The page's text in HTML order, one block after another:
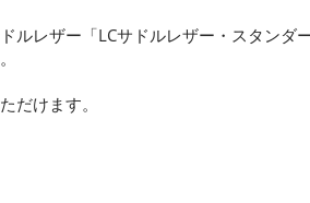
レザー「LCサドルレザー・スタンダ
だけます。